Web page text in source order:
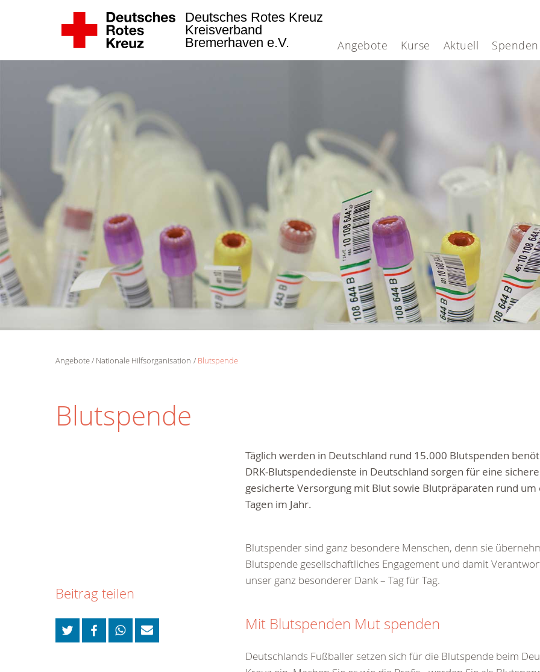
Angebote Kurse Aktuell Spenden
Deutsches Rotes Kreuz
Kreisverband
Bremerhaven e.V.
Angebote Nationale Hilfsorganisation Blutspende
Blutspende
Täglich werden in Deutschland rund 15.000 Blutspenden
DRK-Blutspendedienste in Deutschland sorgen für eine
gesicherte Versorgung mit Blut sowie Blutpräparaten rund um
Tagen im Jahr.
Blutspender sind ganz besondere Menschen, denn sie
Blutspende gesellschaftliches Engagement und damit
unser ganz besonderer Dank – Tag für Tag.
Mit Blutspenden Mut spenden
Deutschlands Fußballer setzen sich für die Blutspende beim
Beitrag teilen